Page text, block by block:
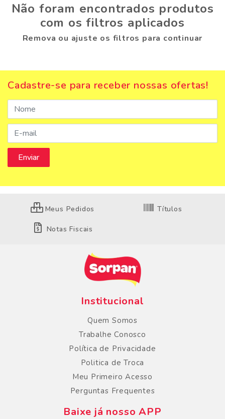
Não foram encontrados produtos
com os filtros aplicados
Remova ou ajuste os filtros para continuar
Cadastre-se para receber nossas ofertas!
Meus Pedidos Títulos
Notas Fiscais
Institucional
Quem Somos
Trabalhe Conosco
Política de Privacidade
Politica de Troca
Meu Primeiro Acesso
Perguntas Frequentes
Baixe já nosso APP